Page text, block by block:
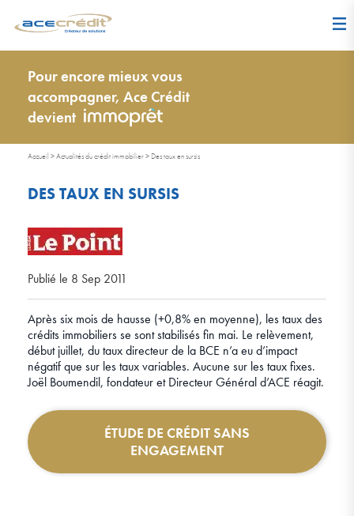
Pour encore mieux vous
accompagner, Ace Crédit
devient
Accueil >Actualités du crédit immobilier> Des taux en sursis
DES TAUX EN SURSIS
Publié le 8 Sep 2011
Après six mois de hausse (+0,8% en moyenne), les taux des
crédits immobiliers se sont stabilisés fin mai. Le relèvement,
début juillet, du taux directeur de la BCE n’a eu d’impact
négatif que sur les taux variables. Aucune sur les taux fixes.
Joël Boumendil, fondateur et Directeur Général d’ACE réagit.
ÉTUDE DE CRÉDIT SANS
ENGAGEMENT